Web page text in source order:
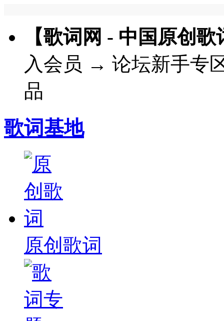
【歌词网 - 中国原创
入会员 → 论坛新手专
品
歌词基地
原创歌词